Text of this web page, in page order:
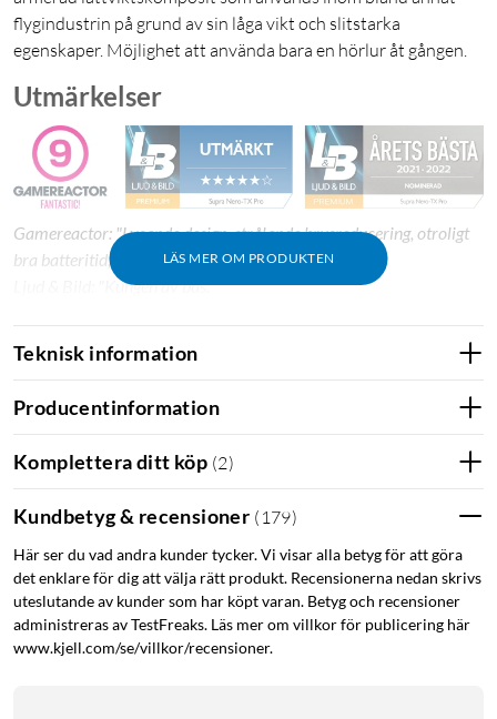
flygindustrin på grund av sin låga vikt och slitstarka
egenskaper. Möjlighet att använda bara en hörlur åt gången.
LÄS MER OM PRODUKTEN
Utmärkelser
Gamereactor: "Lysande design, strålande brusreducering, otroligt
bra batteritid, fenomenal ljudkvalitet."
Ljud & Bild: "Kungen av bas."
Specifikationer
Trådlös: Ja
Mikrofon: Ja
Aktiv brusreducering (ANC): Ja
Inbyggd medhörningsfunktion: Ja
Stöd för röstassistenter: Ja
Frekvensrespons: 16–22 KHz
Impedans: 24 Ohm
Känslighet: 97 dB @ 1Khz
Teknisk information
Producentinformation
Komplettera ditt köp (2)
Kundbetyg & recensioner ( 179)
Här ser du vad andra kunder tycker. Vi visar alla betyg för att göra
det enklare för dig att välja rätt produkt. Recensionerna nedan skrivs
uteslutande av kunder som har köpt varan. Betyg och recensioner
administreras av TestFreaks. Läs mer om villkor för publicering här
www.kjell.com/se/villkor/recensioner.